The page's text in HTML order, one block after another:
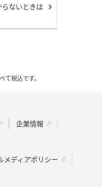
ないときは
て税込です。
企業情報
メディアポリシー